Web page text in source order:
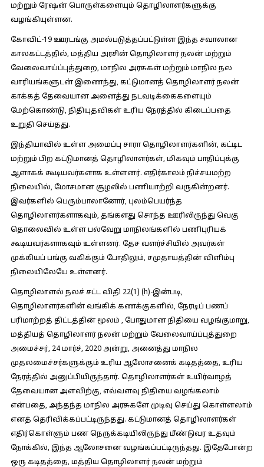
மற்றும் ரேஷன் பொருள்களையும் தொழிலாளர்களுக்கு
வழங்கியுள்ளன.
கோவிட்-19 ஊரடங்கு அமல்படுத்தப்பட்டுள்ள இந்த சவாலான
காலகட்டத்தில், மத்திய அரசின் தொழிலாளர் நலன் மற்றும்
வேலைவாய்ப்புத்துறை, மாநில அரசுகள் மற்றும் மாநில நல
வாரியங்களுடன் இணைந்து, கட்டுமானத் தொழிலாளர் நலன்
காக்கத் தேவையான அனைத்து நடவடிக்கைகளையும்
மேற்கொண்டு, நிதியுதவிகள் உரிய நேரத்தில் கிடைப்பதை
உறுதி செய்தது.
இந்தியாவில் உள்ள அமைப்பு சாரா தொழிலாளர்களின், கட்டிட
மற்றும் பிற கட்டுமானத் தொழிலாளர்கள், மிகவும் பாதிப்புக்கு
ஆளாகக் கூடியவர்களாக உள்ளனர். எதிர்காலம் நிச்சயமற்ற
நிலையில், மோசமான சூழலில் பணியாற்றி வருகின்றனர்.
இவர்களில் பெரும்பாலானோர், புலம்பெயர்ந்த
தொழிலாளர்களாகவும், தங்களது சொந்த ஊரிலிருந்து வெகு
தொலைவில் உள்ள பல்வேறு மாநிலங்களில் பணிபுரியக்
கூடியவர்களாகவும் உள்ளனர். தேச வளர்ச்சியில் அவர்கள்
முக்கியப் பங்கு வகிக்கும் போதிலும், சமுதாயத்தின் விளிம்பு
நிலையிலேயே உள்ளனர்.
தொழிலாளல் நலச் சட்ட விதி 22(1) (h)-இன்படி,
தொழிலாளர்களின் வங்கிக் கணக்குகளில், நேரடிப் பணப்
பரிமாற்றத் திட்டத்தின் மூலம் , போதுமான நிதியை வழங்குமாறு,
மத்தியத் தொழிலாளர் நலன் மற்றும் வேலைவாய்ப்புத்துறை
அமைச்சர், 24 மார்ச், 2020 அன்று, அனைத்து மாநில
முதலமைச்சர்களுக்கும் உரிய ஆலோசனைக் கடிதத்தை, உரிய
நேரத்தில் அனுப்பியிருந்தார். தொழிலாளர்கள் உயிர்வாழத்
தேவையான அளவிற்கு, எவ்வளவு நிதியை வழங்கலாம்
என்பதை, அந்தந்த மாநில அரசுகளே முடிவு செய்து கொள்ளலாம்
எனத் தெரிவிக்கப்பட்டிருந்தது. கட்டுமானத் தொழிலாளர்கள்
எதிர்கொள்ளும் பண நெருக்கடியிலிருந்து மீண்டுவர உதவும்
நோக்கில், இந்த ஆலோசனை வழங்கப்பட்டிருந்தது. இதேபோன்ற
ஒரு கடிதத்தை, மத்திய தொழிலாளர் நலன் மற்றும்